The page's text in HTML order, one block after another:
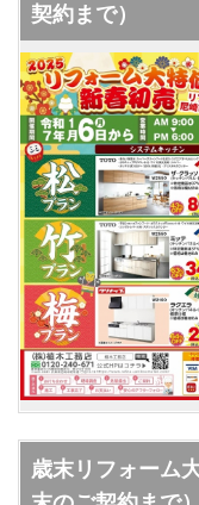
契約まで）
歳末リフォーム